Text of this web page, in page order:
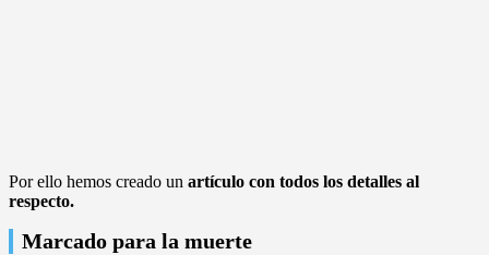
Por ello hemos creado un artículo con todos los detalles al
respecto.
Marcado para la muerte